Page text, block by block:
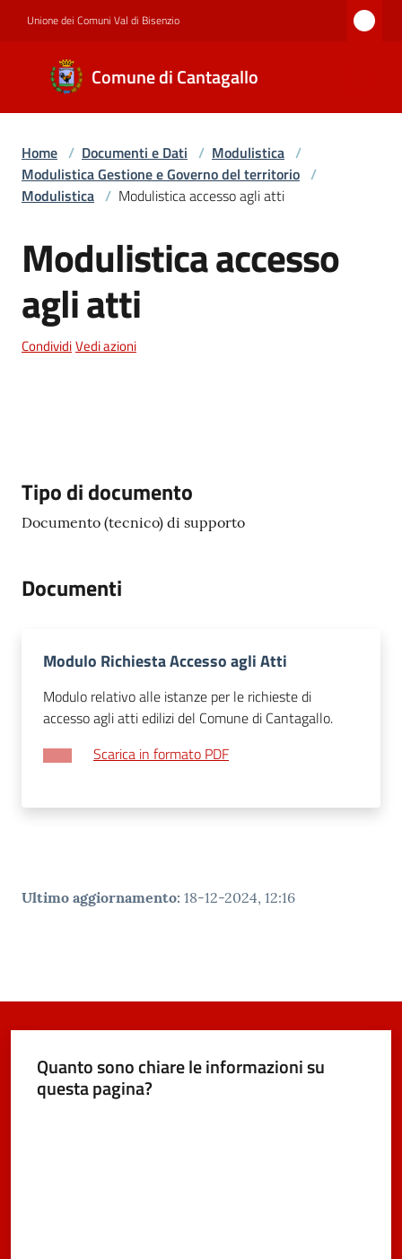
Unione dei Comuni Val di Bisenzio
Comune di Cantagallo
Comune di
Cantagallo
Amministrazione
Servizi
Home / Documenti e Dati / Modulistica /
Modulistica Gestione e Governo del territorio /
Modulistica / Modulistica accesso agli atti
Salta al contenuto
Modulistica accesso
agli atti
CondividiVedi azioni
Descrizione
Tipo di documento
Documento (tecnico) di supporto
Documenti
Modulo Richiesta Accesso agli Atti
Modulo relativo alle istanze per le richieste di
accesso agli atti edilizi del Comune di Cantagallo.
Scarica in formato PDF
Ultimo aggiornamento: 18-12-2024, 12:16
Quanto sono chiare le informazioni su
questa pagina?